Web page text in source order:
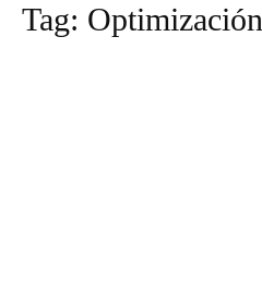
Tag: Optimización